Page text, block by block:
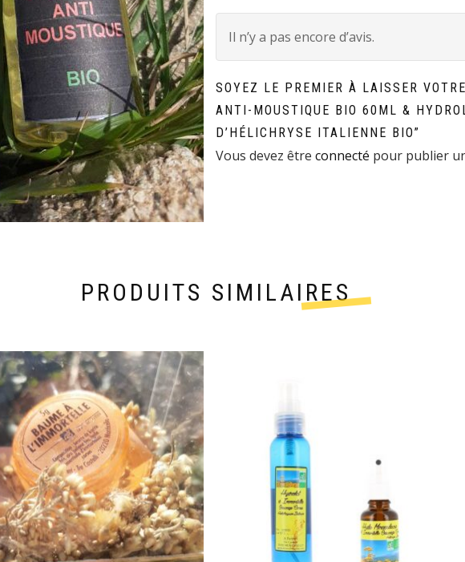
Il n’y a pas encore d’avis.
SOYEZ LE PREMIER À LAISSER
ANTI-MOUSTIQUE BIO 60ML &
D’HÉLICHRYSE ITALIENNE BIO”
Vous devez être connecté pour publier
PRODUITS SIMILAIRES